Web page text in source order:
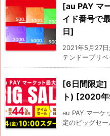
[au PAY マ
イド番号で
日]
2021年5月27
テンドープリ
[6日間限定]
ト) [2020
au PAY マーケ
定のビッグセ